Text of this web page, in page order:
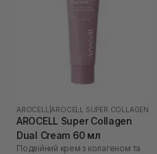
AROCELL AROCELL SUPER COLLAGEN
AROCELL Super Collagen
Dual Cream 60 мл
Подвійний крем з колагеном та